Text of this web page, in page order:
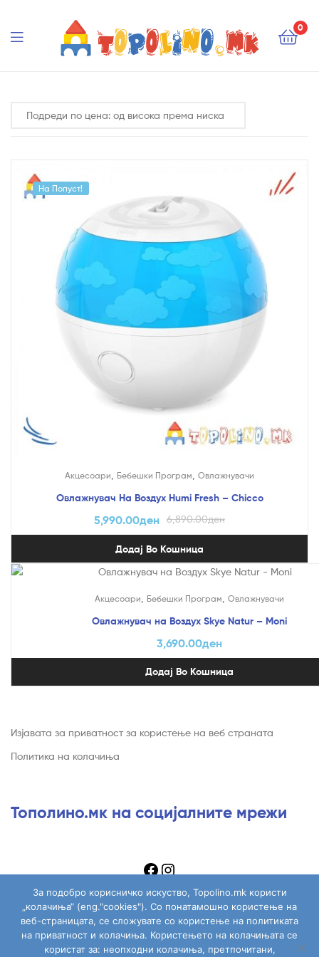
0
На Попуст!
Акцесоари Бебешки Програм Овлажнувачи
Овлажнувач На Воздух Humi Fresh – Chicco
6,890.00ден
5,990.00ден
Додај Во Кошница
Акцесоари Бебешки Програм Овлажнувачи
Овлажнувач на Воздух Skye Natur – Moni
3,690.00ден
Додај Во Кошница
Изјавата за приватност за користење на веб страната
Политика на колачиња
Тополино.мк на социјалните мрежи
Topolino.mk
За подобро корисничко искуство, Topolino.mk користи
„колачиња“ (eng."cookies"). Со понатамошно користење на
веб-страницата, се сложувате со користење на политиката
на приватност и колачиња. Користењето на колачињата се
користат за: неопходни колачиња, претпочитани,